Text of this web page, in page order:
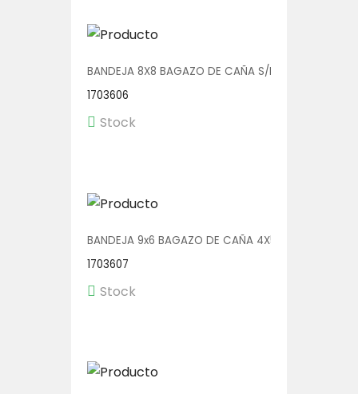
BANDEJA 8X8 BAGAZO DE CAÑA S/DIV 4X50
1703606
Stock
BANDEJA 9x6 BAGAZO DE CAÑA 4X50
1703607
Stock